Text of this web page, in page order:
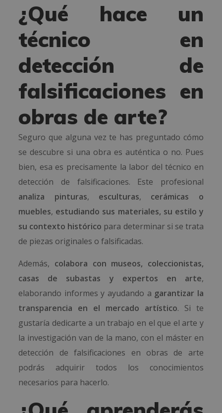
¿Qué hace un
técnico en
detección de
falsificaciones en
obras de arte?
Seguro que alguna vez te has preguntado cómo
se descubre si una obra es auténtica o no. Pues
bien, esa es precisamente la labor del técnico en
detección de falsificaciones. Este profesional
analiza pinturas, esculturas, cerámicas o
muebles, estudiando sus materiales, su estilo y
su contexto histórico para determinar si se trata
de piezas originales o falsificadas.
Además, colabora con museos, coleccionistas,
casas de subastas y expertos en arte,
elaborando informes y ayudando a garantizar la
transparencia en el mercado artístico. Si te
gustaría dedicarte a un trabajo en el que el arte y
la investigación van de la mano, con el máster en
detección de falsificaciones en obras de arte
podrás adquirir todos los conocimientos
necesarios para hacerlo.